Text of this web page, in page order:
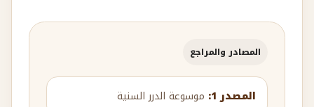
المصادر والمراجع
المصدر 1: موسوعة الدرر السنية